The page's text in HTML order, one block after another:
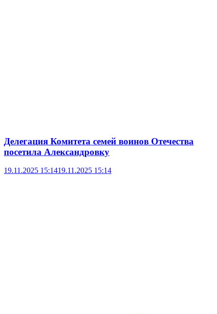
Делегация Комитета семей воинов Отечества
посетила Александровку
19.11.2025 15:1419.11.2025 15:14